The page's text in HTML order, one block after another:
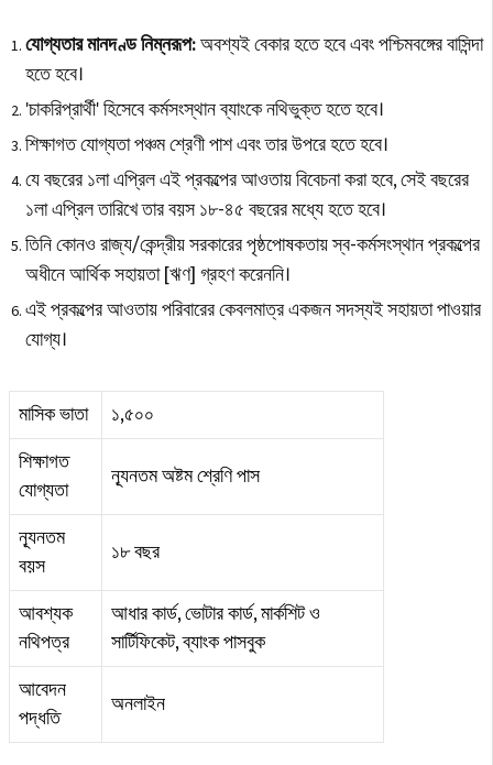
যোগ্যতার মানদণ্ড নিম্নরূপ:অবশ্যই বেকার হতে হবে এবং পশ্চিমবঙ্গের বাসিন্দা
হতে হবে।
'চাকরিপ্রার্থী' হিসেবে কর্মসংস্থান ব্যাংকে নথিভুক্ত হতে হবে।
শিক্ষাগত যোগ্যতা পঞ্চম শ্রেণী পাশ এবং তার উপরে হতে হবে।
যে বছরের ১লা এপ্রিল এই প্রকল্পের আওতায় বিবেচনা করা হবে, সেই বছরের
১লা এপ্রিল তারিখে তার বয়স ১৮-৪৫ বছরের মধ্যে হতে হবে।
তিনি কোনও রাজ্য/কেন্দ্রীয় সরকারের পৃষ্ঠপোষকতায় স্ব-কর্মসংস্থান প্রকল্পের
অধীনে আর্থিক সহায়তা [ঋণ] গ্রহণ করেননি।
এই প্রকল্পের আওতায় পরিবারের কেবলমাত্র একজন সদস্যই সহায়তা পাওয়ার
যোগ্য।
মাসিক ভাতা
₹১,৫০০
শিক্ষাগত
যোগ্যতা
ন্যূনতম অষ্টম শ্রেণি পাস
ন্যূনতম
বয়স
১৮ বছর
আবশ্যক
নথিপত্র
আধার কার্ড, ভোটার কার্ড, মার্কশিট ও
সার্টিফিকেট, ব্যাংক পাসবুক
আবেদন
পদ্ধতি
অনলাইন